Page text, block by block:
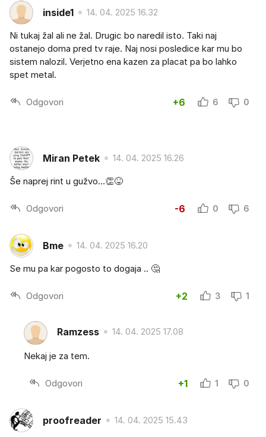
inside1 14. 04. 2025 16.32
Ni tukaj žal ali ne žal. Drugic bo naredil isto. Taki naj
ostanejo doma pred tv raje. Naj nosi posledice kar mu bo
sistem nalozil. Verjetno ena kazen za placat pa bo lahko
spet metal.
Odgovori +6 6 0
Miran Petek 14. 04. 2025 16.26
Še naprej rint u gužvo…👏😝
Odgovori -6 0 6
Bme 14. 04. 2025 16.20
Se mu pa kar pogosto to dogaja .. 🤔
Odgovori +2 3 1
Ramzess 14. 04. 2025 17.08
Nekaj je za tem.
Odgovori +1 1 0
proofreader 14. 04. 2025 15.43